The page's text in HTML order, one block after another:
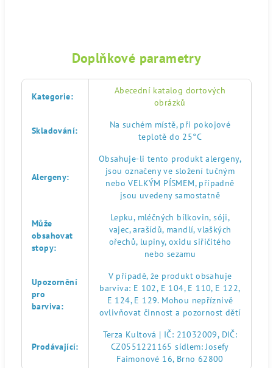
Doplňkové parametry
Kategorie:
Abecední katalog dortových
obrázků
Skladování:
Na suchém místě, při pokojové
teplotě do 25°C
Alergeny:
Obsahuje-li tento produkt alergeny,
jsou označeny ve složení tučným
nebo VELKÝM PÍSMEM, případně
jsou uvedeny samostatně
Může
obsahovat
stopy:
Lepku, mléčných bílkovin, sóji,
vajec, arašídů, mandlí, vlaškých
ořechů, lupiny, oxidu siřičitého
nebo sezamu
Upozornění
pro
barviva:
V případě, že produkt obsahuje
barviva: E 102, E 104, E 110, E 122,
E 124, E 129. Mohou nepříznivě
ovlivňovat činnost a pozornost dětí
Prodávající:
Terza Kultová | IČ: 21032009, DIČ:
CZ0551221165 sídlem: Josefy
Faimonové 16, Brno 62800